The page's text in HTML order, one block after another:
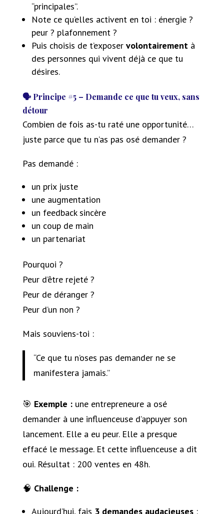
“principales”.
Note ce qu’elles activent en toi : énergie ?
peur ? plafonnement ?
Puis choisis de t’exposer volontairementà
des personnes qui vivent déjà ce que tu
désires.
🗣 Principe #5 – Demande ce que tu veux, sans
détour
Combien de fois as-tu raté une opportunité…
juste parce que tu n’as pas osé demander ?
Pas demandé :
un prix juste
une augmentation
un feedback sincère
un coup de main
un partenariat
Pourquoi ?
Peur d’être rejeté ?
Peur de déranger ?
Peur d’un non ?
Mais souviens-toi :
“Ce que tu n’oses pas demander ne se
manifestera jamais.”
🎯 Exemple :une entrepreneure a osé
demander à une influenceuse d’appuyer son
lancement. Elle a eu peur. Elle a presque
effacé le message. Et cette influenceuse a dit
oui. Résultat : 200 ventes en 48h.
🧠 Challenge :
Aujourd’hui, fais 3 demandes audacieuses: